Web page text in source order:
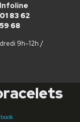
Infoline
01 83 62
59 68
9h-12h /